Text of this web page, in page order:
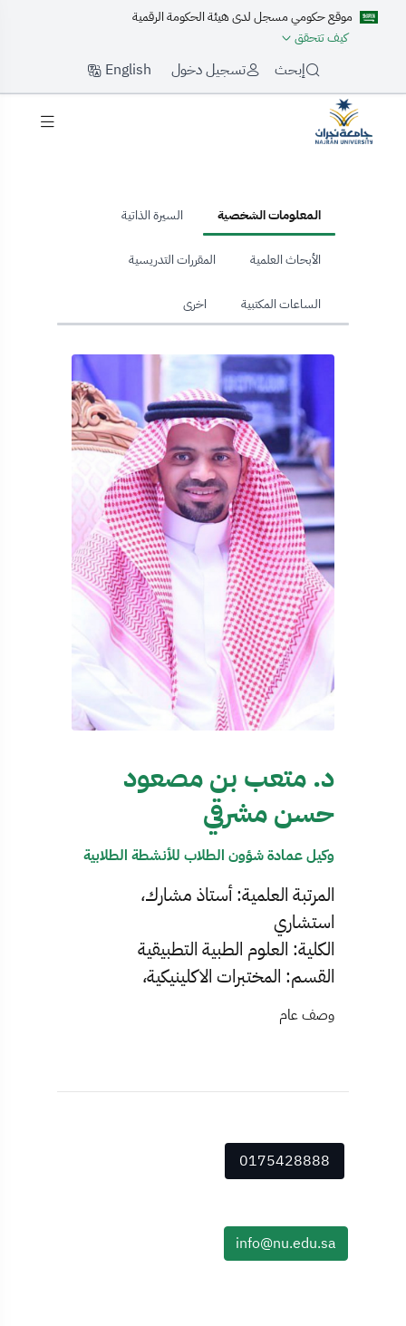
موقع حكومي مسجل لدى هيئة الحكومة الرقمية
كيف تتحقق
إبحث تسجيل دخول English
المعلومات الشخصية السيرة الذاتية
الأبحاث العلمية المقررات التدريسية
الساعات المكتبية اخرى
د. متعب بن مصعود
حسن مشرقي
وكيل عمادة شؤون الطلاب للأنشطة الطلابية
المرتبة العلمية: أستاذ مشارك،
استشاري
الكلية: العلوم الطبية التطبيقية
القسم: المختبرات الاكلينيكية،
وصف عام
0175428888
info@nu.edu.sa